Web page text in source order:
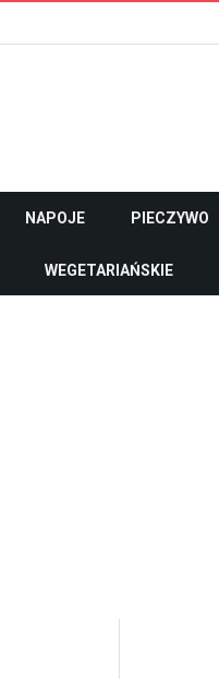
NAPOJE PIECZYWO
WEGETARIAŃSKIE